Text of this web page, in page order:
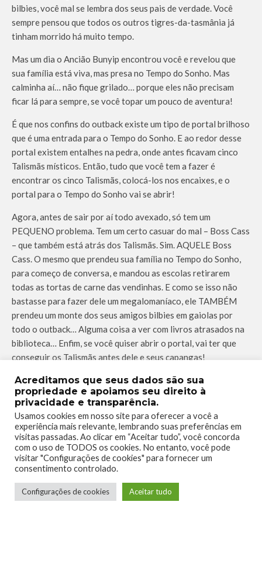
bilbies, você mal se lembra dos seus pais de verdade. Você
sempre pensou que todos os outros tigres-da-tasmânia já
tinham morrido há muito tempo.
Mas um dia o Ancião Bunyip encontrou você e revelou que
sua família está viva, mas presa no Tempo do Sonho. Mas
calminha aí… não fique grilado… porque eles não precisam
ficar lá para sempre, se você topar um pouco de aventura!
É que nos confins do outback existe um tipo de portal brilhoso
que é uma entrada para o Tempo do Sonho. E ao redor desse
portal existem entalhes na pedra, onde antes ficavam cinco
Talismãs místicos. Então, tudo que você tem a fazer é
encontrar os cinco Talismãs, colocá-los nos encaixes, e o
portal para o Tempo do Sonho vai se abrir!
Agora, antes de sair por aí todo avexado, só tem um
PEQUENO problema. Tem um certo casuar do mal – Boss Cass
– que também está atrás dos Talismãs. Sim. AQUELE Boss
Cass. O mesmo que prendeu sua família no Tempo do Sonho,
para começo de conversa, e mandou as escolas retirarem
todas as tortas de carne das vendinhas. E como se isso não
bastasse para fazer dele um megalomaníaco, ele TAMBÉM
prendeu um monte dos seus amigos bilbies em gaiolas por
todo o outback… Alguma coisa a ver com livros atrasados na
biblioteca… Enfim, se você quiser abrir o portal, vai ter que
conseguir os Talismãs antes dele e seus capangas!
Mas não se preocupe, você não vai estar sozinho! Você vai
ter a ajuda de vários amigos durante o caminho, incluindo eu –
seu velho parceiro, Maurie. Agora, chega de arrodear:
encontre os Talismãs e resgate a sua família!
TAGS
KROMESTUDIOS
TYTHETASMANIANTIGER
Acreditamos que seus dados são sua
propriedade e apoiamos seu direito à
privacidade e transparência.
Usamos cookies em nosso site para oferecer a você a
experiência mais relevante, lembrando suas preferências em
visitas passadas. Ao clicar em “Aceitar tudo”, você concorda
com o uso de TODOS os cookies. No entanto, você pode
visitar "Configurações de cookies" para fornecer um
consentimento controlado.
Configurações de cookies Aceitar tudo